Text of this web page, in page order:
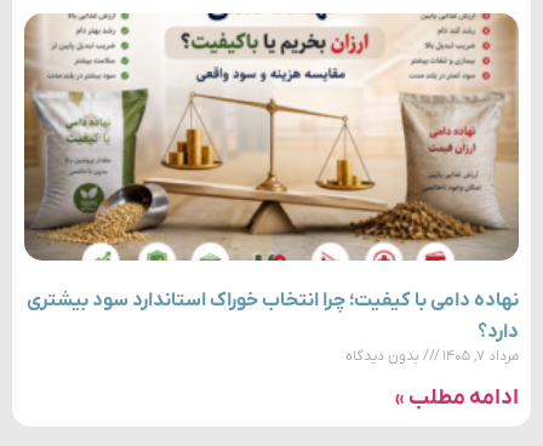
نهاده دامی با کیفیت؛ چرا انتخاب خوراک استاندارد سود بیشتری
دارد؟
مرداد ۷, ۱۴۰۵ بدون دیدگاه
ادامه مطلب »